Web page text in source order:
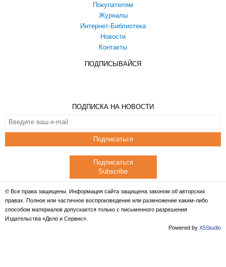
Покупателям
Журналы
Интернет-Библиотека
Новости
Контакты
ПОДПИСЫВАЙСЯ
ПОДПИСКА НА НОВОСТИ
Подписаться
Подписаться
Subscribe
© Все права защищены. Информация сайта защищена законом об авторских
правах. Полное или частичное воспроизведение или размножение каким-либо
способом материалов допускается только с письменного разрешения
Издательства «Дело и Сервис».
Powered by X5Studio